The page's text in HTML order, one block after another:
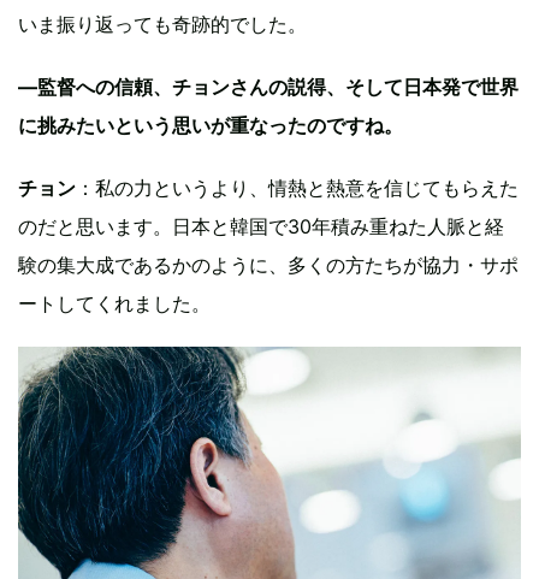
いま振り返っても奇跡的でした。
—監督への信頼、チョンさんの説得、そして日本発で世界
に挑みたいという思いが重なったのですね。
チョン ：私の力というより、情熱と熱意を信じてもらえた
のだと思います。日本と韓国で30年積み重ねた人脈と経
験の集大成であるかのように、多くの方たちが協力・サポ
ートしてくれました。